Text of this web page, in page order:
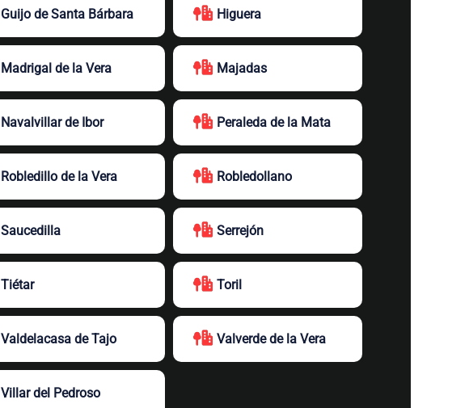
Guijo de Santa Bárbara Higuera
Madrigal de la Vera Majadas
Navalvillar de Ibor Peraleda de la Mata
Robledillo de la Vera Robledollano
Saucedilla Serrejón
Tiétar Toril
Valdelacasa de Tajo Valverde de la Vera
Villar del Pedroso